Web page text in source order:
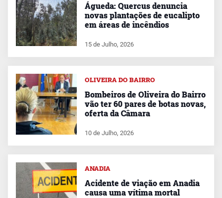
Águeda: Quercus denuncia
novas plantações de eucalipto
em áreas de incêndios
15 de Julho, 2026
OLIVEIRA DO BAIRRO
Bombeiros de Oliveira do Bairro
vão ter 60 pares de botas novas,
oferta da Câmara
10 de Julho, 2026
ANADIA
Acidente de viação em Anadia
causa uma vítima mortal